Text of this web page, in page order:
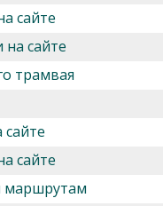
сайте
сайте
трамвая
сайте
маршрутам